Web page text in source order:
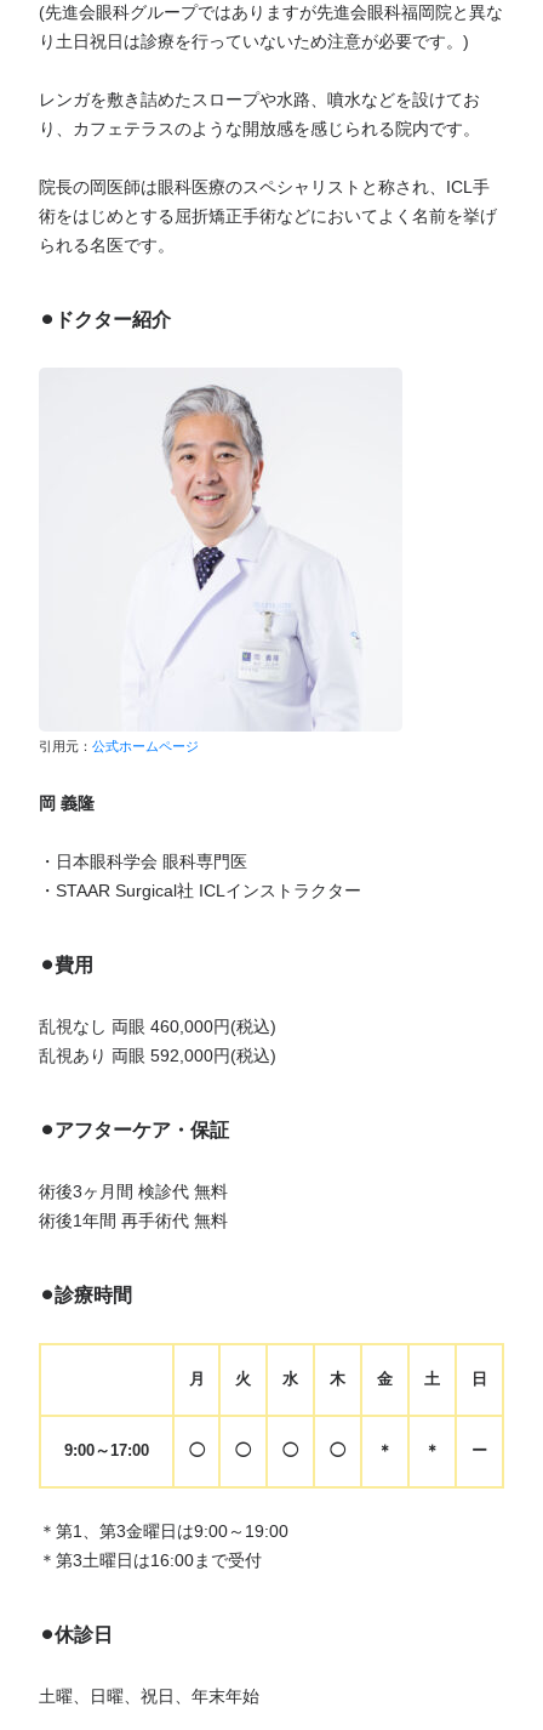
(先進会眼科グループではありますが先進会眼科福岡院と異な
り土日祝日は診療を行っていないため注意が必要です。)
レンガを敷き詰めたスロープや水路、噴水などを設けてお
り、カフェテラスのような開放感を感じられる院内です。
院長の岡医師は眼科医療のスペシャリストと称され、ICL手
術をはじめとする屈折矯正手術などにおいてよく名前を挙げ
られる名医です。
⚫︎ドクター紹介
引用元： 公式ホームページ
岡 義隆
・日本眼科学会 眼科専門医
・STAAR Surgical社 ICLインストラクター
⚫︎費用
乱視なし 両眼 460,000円(税込)
乱視あり 両眼 592,000円(税込)
⚫︎アフターケア・保証
術後3ヶ月間 検診代 無料
術後1年間 再手術代 無料
⚫︎診療時間
月 火 水 木 金 土 日
9:00～17:00 ◯ ◯ ◯ ◯ ＊ ＊ ー
＊第1、第3金曜日は9:00～19:00
＊第3土曜日は16:00まで受付
⚫︎休診日
土曜、日曜、祝日、年末年始